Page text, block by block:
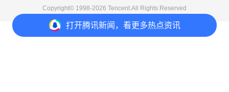
打开腾讯新闻，看更多热点资讯
Copyright© 1998-2026 Tencent.All Rights Reserved